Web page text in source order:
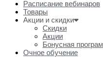
Расписание вебинаров
Товары
Акции и скидки
Скидки
Акции
Бонусная
Очное обучение